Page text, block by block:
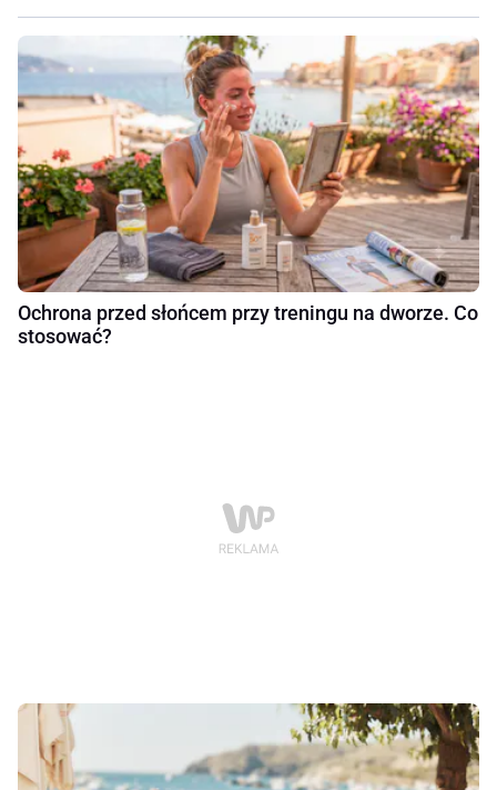
Ochrona przed słońcem przy treningu na dworze. Co
stosować?